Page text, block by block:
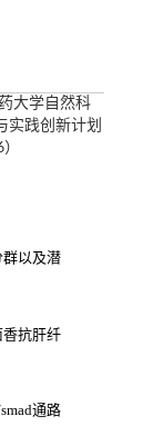
大学自然科
实践创新计划